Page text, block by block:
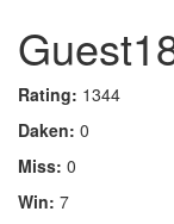
Rating: 1344
Daken: 0
Miss: 0
Win: 7